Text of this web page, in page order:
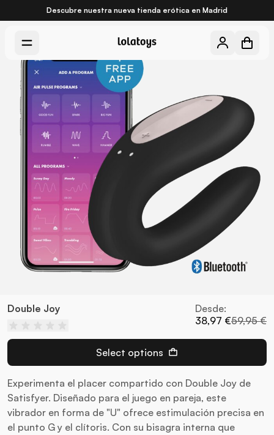
Descubre nuestra nueva tienda erótica en Madrid
Double Joy
Desde:
38,97 €59,95 €
Experimenta el placer compartido con Double Joy de
Satisfyer. Diseñado para el juego en pareja, este
vibrador en forma de "U" ofrece estimulación precisa en
el punto G y el clítoris. Con su bisagra interna que
Select options